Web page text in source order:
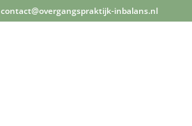
contact@overgangspraktijk-inbalans.nl